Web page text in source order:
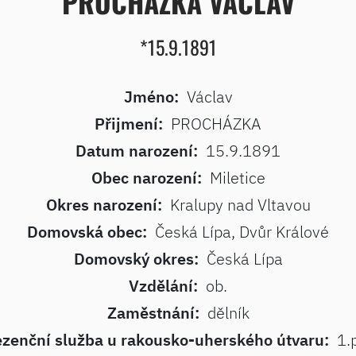
*15.9.1891
Jméno: Václav
Přijmení: PROCHÁZKA
Datum narození: 15.9.1891
Obec narození: Miletice
Okres narození: Kralupy nad Vltavou
Domovská obec: Česká Lípa, Dvůr Králové
Domovský okres: Česká Lípa
Vzdělání: ob.
Zaměstnání: dělník
služba u rakousko-uherského útvaru: